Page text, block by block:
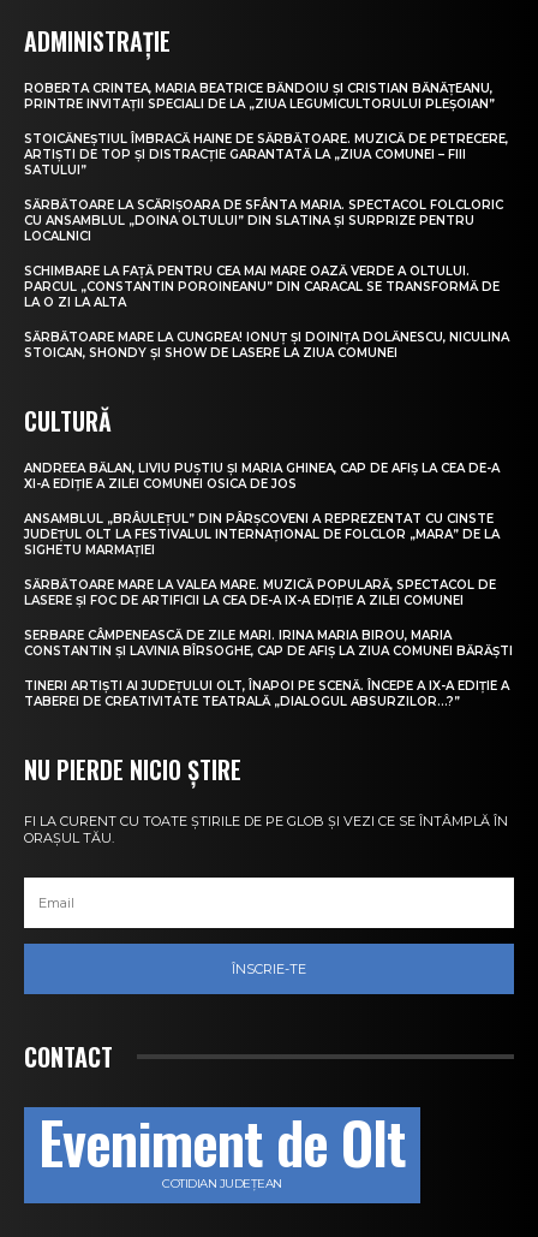
ADMINISTRAȚIE
ROBERTA CRINTEA, MARIA BEATRICE BĂNDOIU ȘI CRISTIAN BĂNĂȚEANU,
PRINTRE INVITAȚII SPECIALI DE LA „ZIUA LEGUMICULTORULUI PLEȘOIAN”
STOICĂNEȘTIUL ÎMBRACĂ HAINE DE SĂRBĂTOARE. MUZICĂ DE PETRECERE,
ARTIȘTI DE TOP ȘI DISTRACȚIE GARANTATĂ LA „ZIUA COMUNEI – FIII
SATULUI”
SĂRBĂTOARE LA SCĂRIȘOARA DE SFÂNTA MARIA. SPECTACOL FOLCLORIC
CU ANSAMBLUL „DOINA OLTULUI” DIN SLATINA ȘI SURPRIZE PENTRU
LOCALNICI
SCHIMBARE LA FAȚĂ PENTRU CEA MAI MARE OAZĂ VERDE A OLTULUI.
PARCUL „CONSTANTIN POROINEANU” DIN CARACAL SE TRANSFORMĂ DE
LA O ZI LA ALTA
SĂRBĂTOARE MARE LA CUNGREA! IONUȚ ȘI DOINIȚA DOLĂNESCU, NICULINA
STOICAN, SHONDY ȘI SHOW DE LASERE LA ZIUA COMUNEI
CULTURĂ
ANDREEA BĂLAN, LIVIU PUȘTIU ȘI MARIA GHINEA, CAP DE AFIȘ LA CEA DE-A
XI-A EDIȚIE A ZILEI COMUNEI OSICA DE JOS
ANSAMBLUL „BRÂULEȚUL” DIN PÂRȘCOVENI A REPREZENTAT CU CINSTE
JUDEȚUL OLT LA FESTIVALUL INTERNAȚIONAL DE FOLCLOR „MARA” DE LA
SIGHETU MARMAȚIEI
SĂRBĂTOARE MARE LA VALEA MARE. MUZICĂ POPULARĂ, SPECTACOL DE
LASERE ȘI FOC DE ARTIFICII LA CEA DE-A IX-A EDIȚIE A ZILEI COMUNEI
SERBARE CÂMPENEASCĂ DE ZILE MARI. IRINA MARIA BIROU, MARIA
CONSTANTIN ȘI LAVINIA BÎRSOGHE, CAP DE AFIȘ LA ZIUA COMUNEI BĂRĂȘTI
TINERI ARTIȘTI AI JUDEȚULUI OLT, ÎNAPOI PE SCENĂ. ÎNCEPE A IX-A EDIȚIE A
TABEREI DE CREATIVITATE TEATRALĂ „DIALOGUL ABSURZILOR…?”
NU PIERDE NICIO ȘTIRE
FI LA CURENT CU TOATE ȘTIRILE DE PE GLOB ȘI VEZI CE SE ÎNTÂMPLĂ ÎN
ORAȘUL TĂU.
ÎNSCRIE-TE
CONTACT
Eveniment de Olt
COTIDIAN JUDEȚEAN